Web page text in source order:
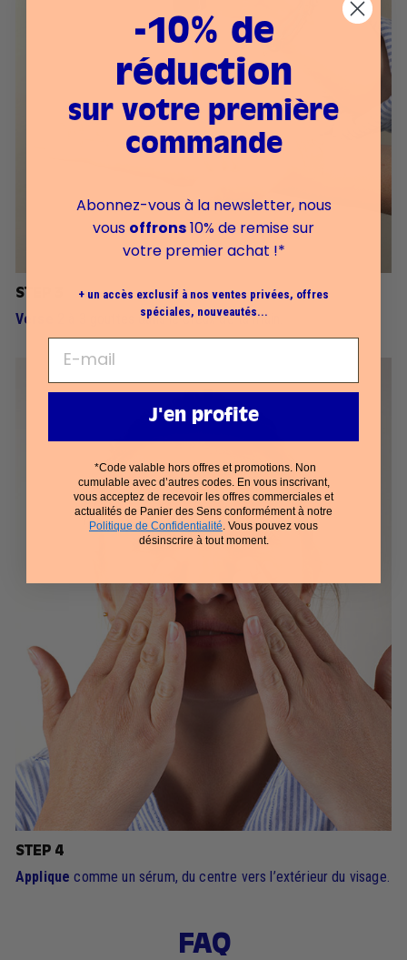
STEP 3
Verse 2 à 3 gouttes dans le creux de ta main.
STEP 4
Applique comme un sérum, du centre vers l’extérieur du visage.
FAQ
-10% de
réduction
sur votre première
commande
Abonnez-vous à la newsletter, nous
vous offrons10% de remise sur
votre premier achat !*
+ un accès exclusif à nos ventes privées, offres
spéciales, nouveautés...
J'en profite
*Code valable hors offres et promotions. Non
cumulable avec d’autres codes. En vous inscrivant,
vous acceptez de recevoir les offres commerciales et
actualités de Panier des Sens conformément à notre
Politique de Confidentialité . Vous pouvez vous
désinscrire à tout moment.